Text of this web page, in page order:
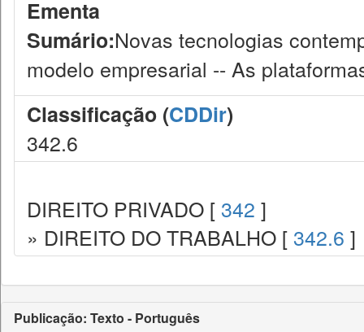
Ementa
Sumário:Novas tecnologias
modelo empresarial -- As
Classificação (CDDir)
342.6
DIREITO PRIVADO [ 342 ]
» DIREITO DO TRABALHO [ 342.6 ]
Publicação: Texto - Português